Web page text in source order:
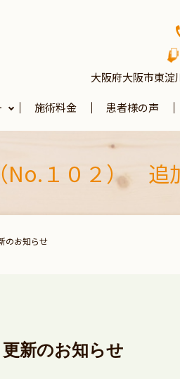
大阪府大阪市東淀
施術料金 患者様の声
１０２） 追
のお知らせ
新のお知らせ